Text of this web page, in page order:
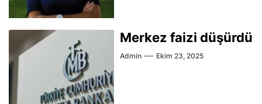
Merkez faizi düşürdü
Admin Ekim 23, 2025